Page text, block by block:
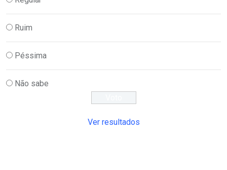
Ruim
Péssima
Não sabe
Ver resultados